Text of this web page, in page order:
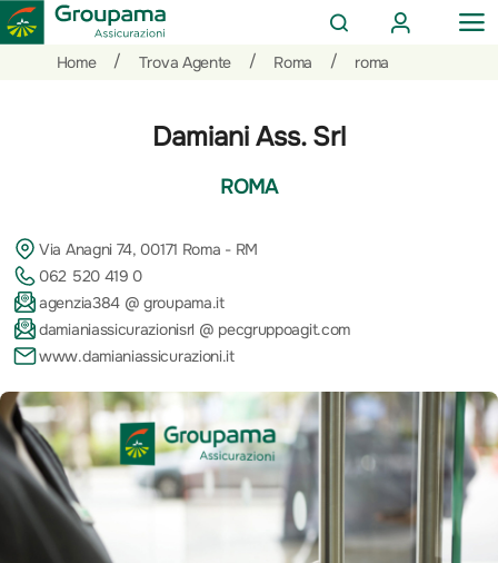
CERCA
AREA
CLIENTI
Home
/ Trova Agente / Roma / roma
Damiani Ass. Srl
ROMA
Via Anagni 74, 00171 Roma - RM
062 520 419 0
agenzia384 @ groupama.it
damianiassicurazionisrl @ pecgruppoagit.com
www.damianiassicurazioni.it